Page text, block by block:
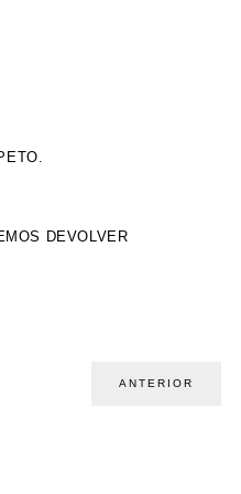
DEVOLVER
ANTERIOR